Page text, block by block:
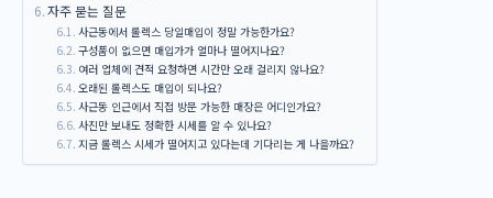
자주 묻는 질문
사근동에서 롤렉스 당일매입이 정말 가능한가요?
구성품이 없으면 매입가가 얼마나 떨어지나요?
여러 업체에 견적 요청하면 시간만 오래 걸리지 않나요?
오래된 롤렉스도 매입이 되나요?
사근동 인근에서 직접 방문 가능한 매장은 어디인가요?
사진만 보내도 정확한 시세를 알 수 있나요?
지금 롤렉스 시세가 떨어지고 있다는데 기다리는 게 나을까요?